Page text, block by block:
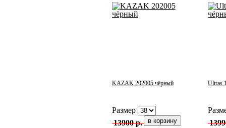
KAZAK 202005 чёрный
Размер
13900 р.
Ultras